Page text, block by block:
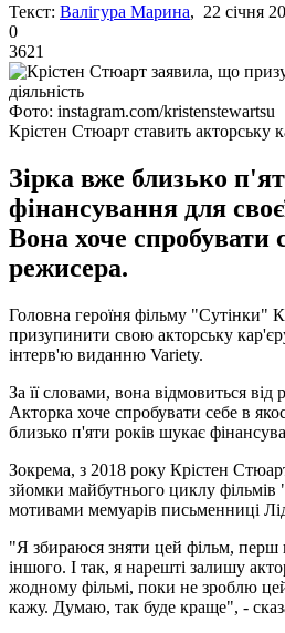
Текст: Валігура Марина, 22 січня
0
3621
Фото: instagram.com/kristenstewartsu
Крістен Стюарт ставить акторську
Зірка вже близько
фінансування для
Вона хоче спробувати
режисера.
Головна героїня фільму "Сутінки"
призупинити свою акторську
інтерв'ю виданню Variety.
За її словами, вона відмовиться від
Акторка хоче спробувати себе в
близько п'яти років шукає
Зокрема, з 2018 року Крістен
зйомки майбутнього циклу фільмів
мотивами мемуарів письменниці
"Я збираюся зняти цей фільм, перш
іншого. І так, я нарешті залишу
жодному фільмі, поки не зроблю
кажу. Думаю, так буде краще", -